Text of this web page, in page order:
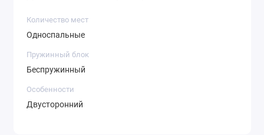
Количество мест
Односпальные
Пружинный блок
Беспружинный
Особенности
Двусторонний